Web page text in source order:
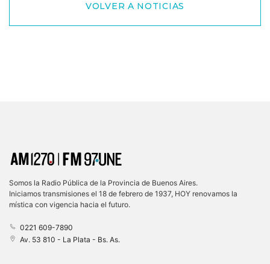
VOLVER A NOTICIAS
Somos la Radio Pública de la Provincia de Buenos Aires.
Iniciamos transmisiones el 18 de febrero de 1937, HOY renovamos la
mística con vigencia hacia el futuro.
0221 609-7890
Av. 53 810 - La Plata - Bs. As.